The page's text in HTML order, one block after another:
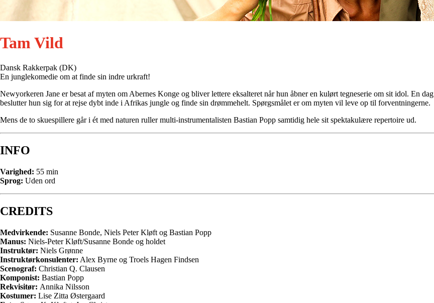
Tam Vild
Dansk Rakkerpak (DK)
En junglekomedie om at finde sin indre urkraft!
Newyorkeren Jane er besat af myten om Abernes Konge og bliver lettere eksalteret når hun åbner en kulørt tegneserie om sit idol. En dag
beslutter hun sig for at rejse dybt inde i Afrikas jungle og finde sin drømmehelt. Spørgsmålet er om myten vil leve op til forventningerne.
Mens de to skuespillere går i ét med naturen ruller multi-instrumentalisten Bastian Popp samtidig hele sit spektakulære repertoire ud.
INFO
Varighed: 55 min
Sprog: Uden ord
CREDITS
Medvirkende: Susanne Bonde, Niels Peter Kløft og Bastian Popp
Manus: Niels-Peter Kløft/Susanne Bonde og holdet
Instruktør: Niels Grønne
Instruktørkonsulenter: Alex Byrne og Troels Hagen Findsen
Scenograf: Christian Q. Clausen
Komponist: Bastian Popp
Rekvisitør: Annika Nilsson
Kostumer: Lise Zitta Østergaard